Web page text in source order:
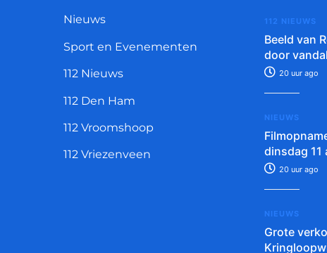
Nieuws
Sport en Evenementen
112 Nieuws
112 Den Ham
112 Vroomshoop
112 Vriezenveen
112 NIEUWS
Beeld van
door
20 uur ago
NIEUWS
dinsdag 11
20 uur ago
NIEUWS
Grote